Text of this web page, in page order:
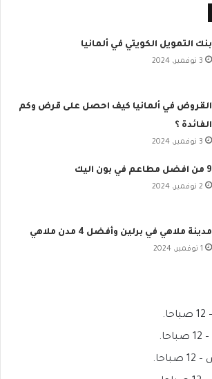
بنك التمويل الكويتي في ألمانيا
3 نوفمبر، 2024
القروض في ألمانيا كيف احصل على قرض وكم
الفائدة ؟
3 نوفمبر، 2024
9 من افضل مطاعم في بون اليك
2 نوفمبر، 2024
مدينة ملاهي في برلين وأفضل 4 مدن ملاهي
1 نوفمبر، 2024